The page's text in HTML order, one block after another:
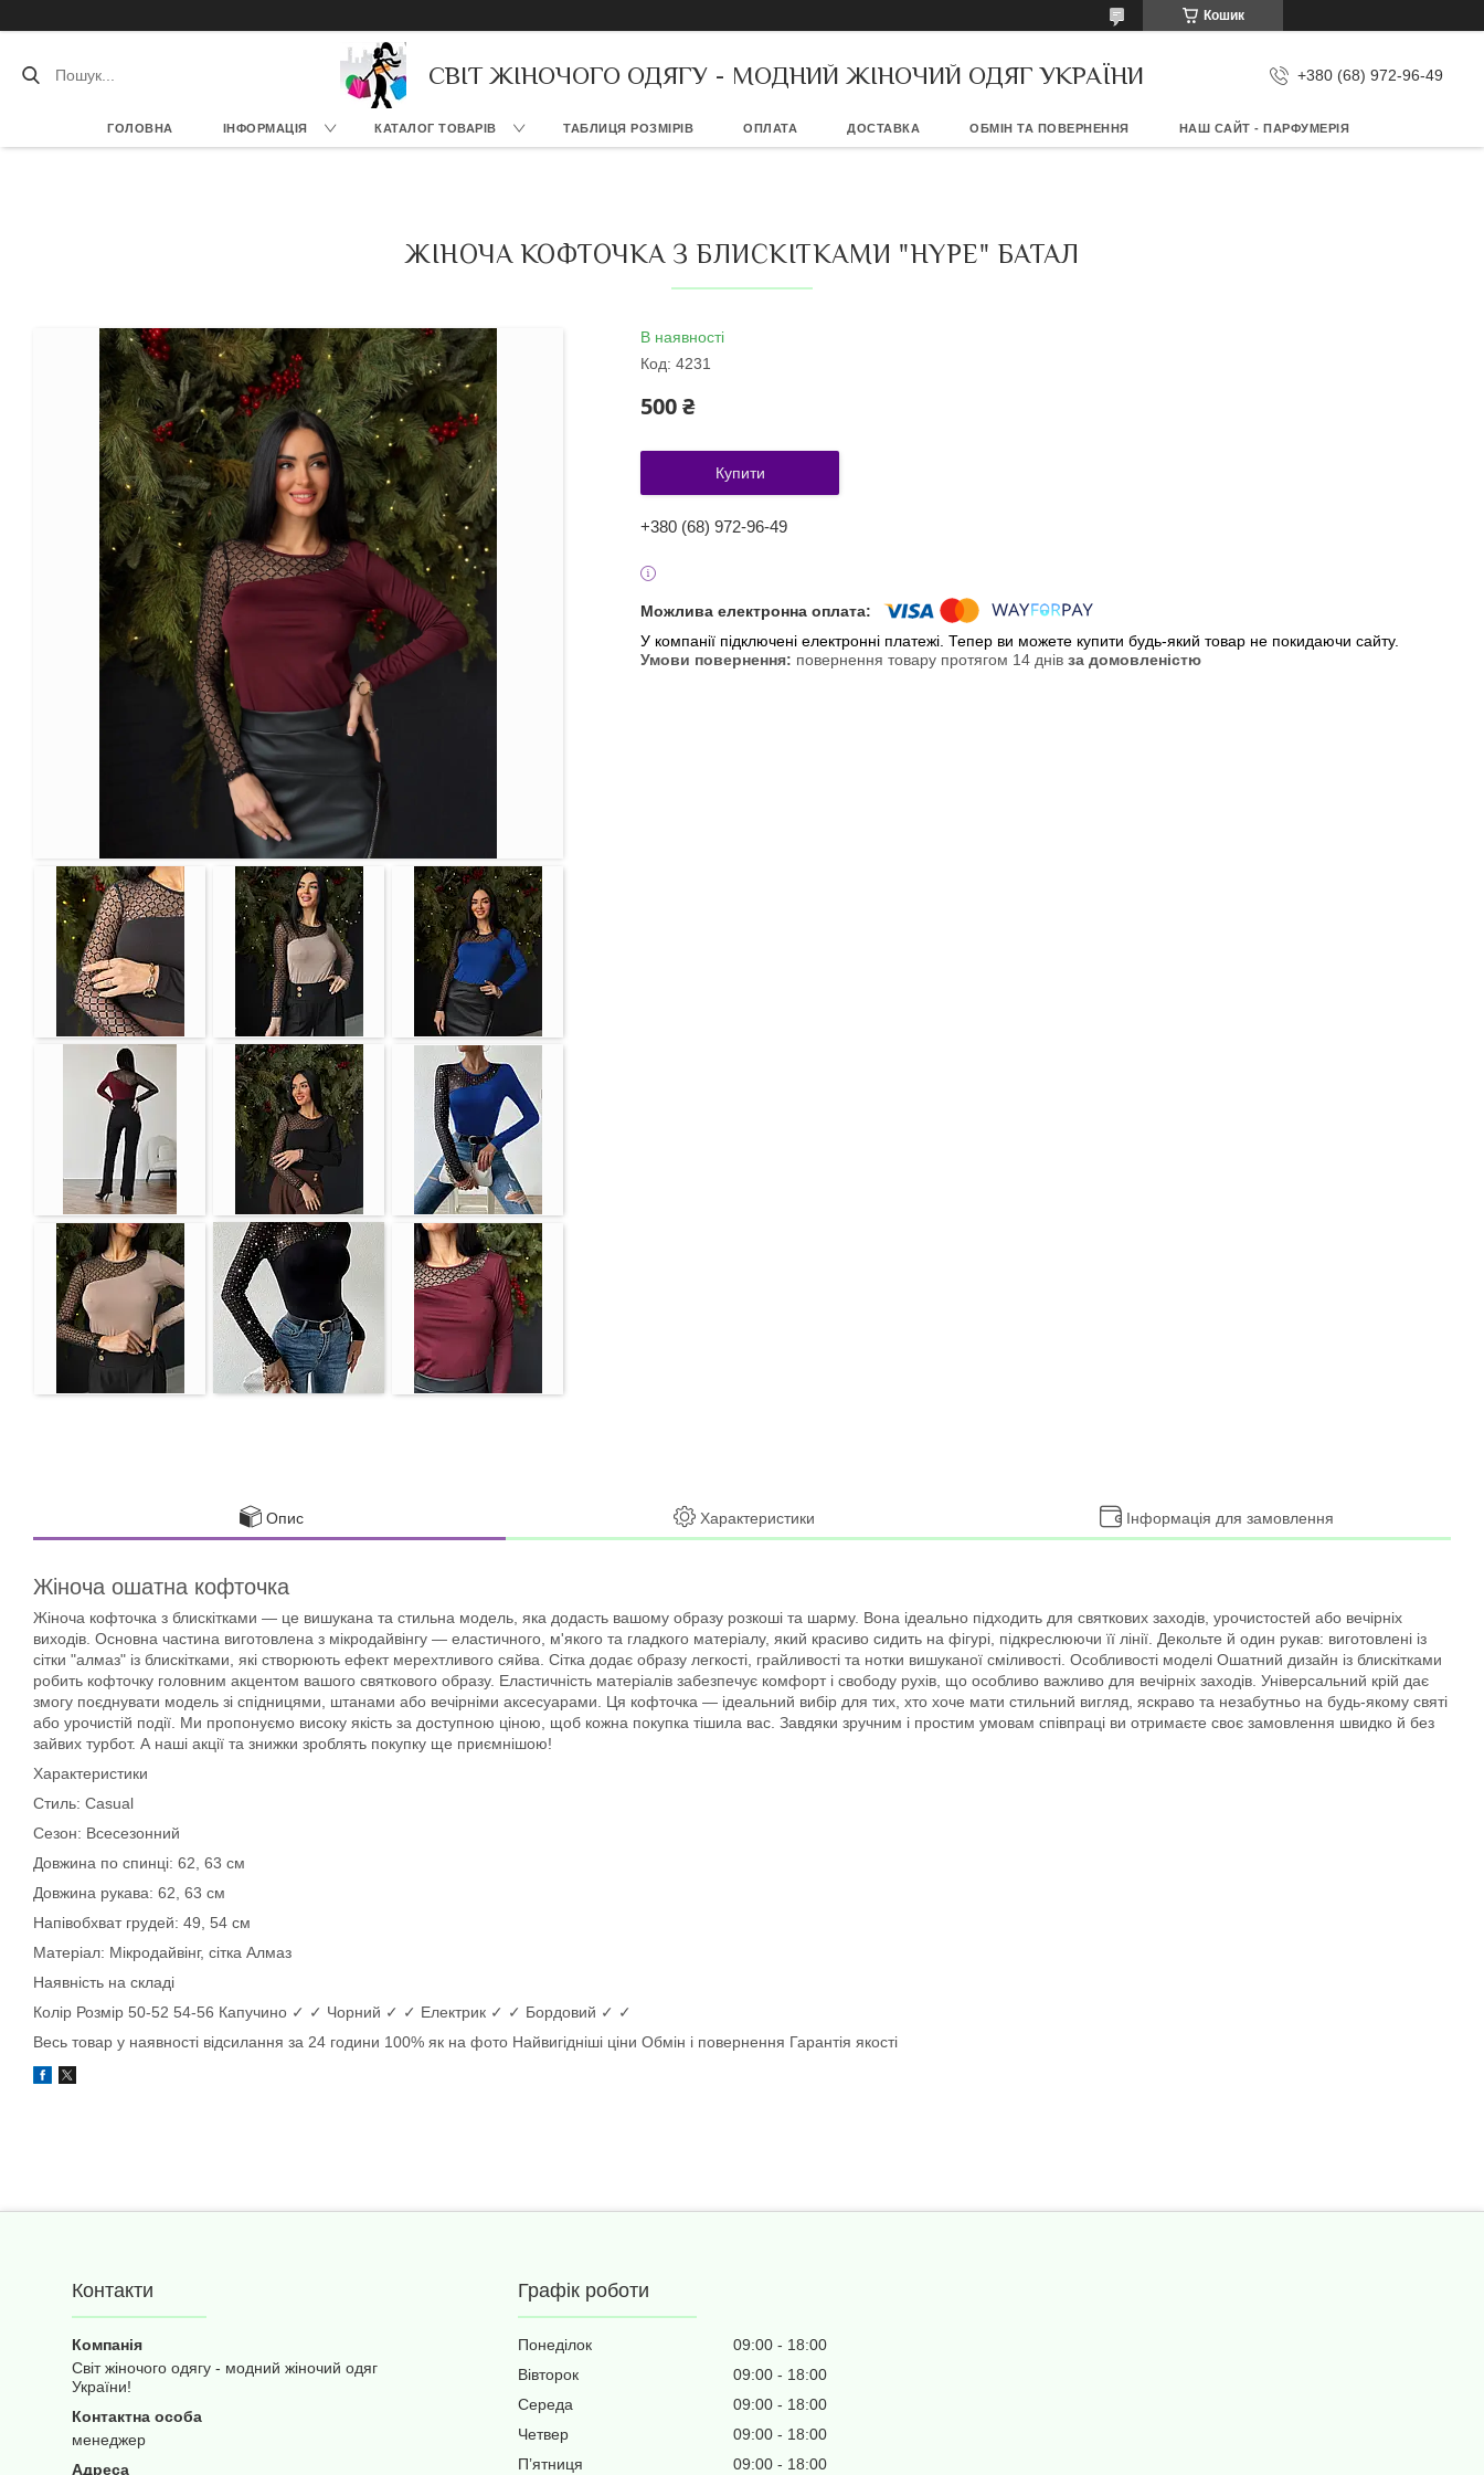
Кошик
СВІТ ЖІНОЧОГО ОДЯГУ - МОДНИЙ ЖІНОЧИЙ ОДЯГ УКРАЇНИ +380 (68) 972-96-49
ГОЛОВНА ІНФОРМАЦІЯ КАТАЛОГ ТОВАРІВ ТАБЛИЦЯ РОЗМІРІВ ОПЛАТА ДОСТАВКА ОБМІН ТА ПОВЕРНЕННЯ НАШ САЙТ - ПАРФУМЕРІЯ
ЖІНОЧА КОФТОЧКА З БЛИСКІТКАМИ "HYPE" БАТАЛ
В наявності
Код: 4231
500 ₴
Купити
+380 (68) 972-96-49
У компанії підключені електронні платежі. Тепер ви можете купити будь-який товар не покидаючи сайту.
повернення товару протягом 14 днів за домовленістю
Опис Характеристики Інформація для замовлення
Жіноча ошатна кофточка
Жіноча кофточка з блискітками — це вишукана та стильна модель, яка додасть вашому образу розкоші та шарму. Вона ідеально підходить для святкових заходів, урочистостей або вечірніх
виходів. Основна частина виготовлена з мікродайвінгу — еластичного, м'якого та гладкого матеріалу, який красиво сидить на фігурі, підкреслюючи її лінії. Декольте й один рукав: виготовлені із
сітки "алмаз" із блискітками, які створюють ефект мерехтливого сяйва. Сітка додає образу легкості, грайливості та нотки вишуканої сміливості. Особливості моделі Ошатний дизайн із блискітками
робить кофточку головним акцентом вашого святкового образу. Еластичність матеріалів забезпечує комфорт і свободу рухів, що особливо важливо для вечірніх заходів. Універсальний крій дає
змогу поєднувати модель зі спідницями, штанами або вечірніми аксесуарами. Ця кофточка — ідеальний вибір для тих, хто хоче мати стильний вигляд, яскраво та незабутньо на будь-якому святі
або урочистій події. Ми пропонуємо високу якість за доступною ціною, щоб кожна покупка тішила вас. Завдяки зручним і простим умовам співпраці ви отримаєте своє замовлення швидко й без
зайвих турбот. А наші акції та знижки зроблять покупку ще приємнішою!
Характеристики
Стиль: Casual
Сезон: Всесезонний
Довжина по спинці: 62, 63 см
Довжина рукава: 62, 63 см
Напівобхват грудей: 49, 54 см
Матеріал: Мікродайвінг, сітка Алмаз
Наявність на складі
Колір Розмір 50-52 54-56 Капучино ✓ ✓ Чорний ✓ ✓ Електрик ✓ ✓ Бордовий ✓ ✓
Весь товар у наявності відсилання за 24 години 100% як на фото Найвигідніші ціни Обмін і повернення Гарантія якості
Контакти
Світ жіночого одягу - модний жіночий одяг
України!
менеджер
Графік роботи
Понеділок 09:00
18:00
Вівторок
09:00
18:00
Середа
09:00
18:00
Четвер
09:00
18:00
Пʼятниця
09:00 18:00